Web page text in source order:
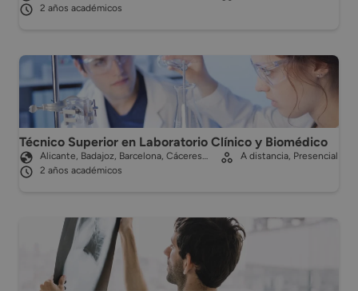
2 años académicos
Técnico Superior en Laboratorio Clínico y Biomédico
Alicante, Badajoz, Barcelona, Cáceres…
2 años académicos
A distancia, Presencial